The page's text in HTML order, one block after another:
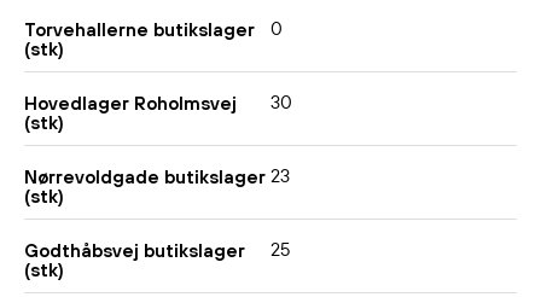
Torvehallerne butikslager
(stk)
0
Hovedlager Roholmsvej
(stk)
30
Nørrevoldgade butikslager
(stk)
23
Godthåbsvej butikslager
(stk)
25